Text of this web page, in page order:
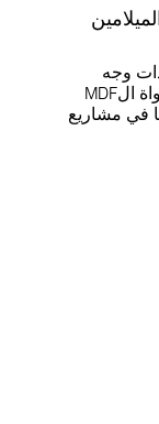
الميلامين (MDF) الخاصة بنا بموجب تغطية نواة الMDF
مشاريع